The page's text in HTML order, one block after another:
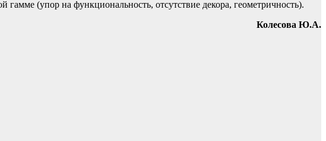
(упор на функциональность, отсутствие декора, геометричность).
Колесова Ю.А.